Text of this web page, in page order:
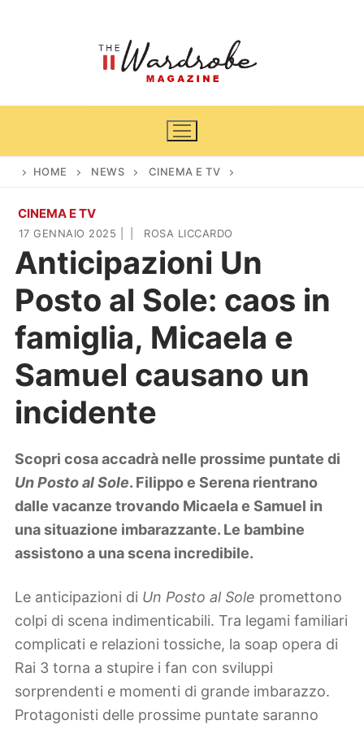
Home
News
Cinema e TV
Casa & Giardino
Arredamento
Piante e fiori
DIY
Lifestyle
Viaggi
Zodiaco
HOME NEWS CINEMA E TV
CINEMA E TV
17 GENNAIO 2025 ROSA LICCARDO
Anticipazioni Un
Posto al Sole: caos in
famiglia, Micaela e
Samuel causano un
incidente
Scopri cosa accadrà nelle prossime puntate di
Un Posto al Sole. Filippo e Serena rientrano
dalle vacanze trovando Micaela e Samuel in
una situazione imbarazzante. Le bambine
assistono a una scena incredibile.
Le anticipazioni di Un Posto al Sole promettono
colpi di scena indimenticabili. Tra legami familiari
complicati e relazioni tossiche, la soap opera di
Rai 3 torna a stupire i fan con sviluppi
sorprendenti e momenti di grande imbarazzo.
Protagonisti delle prossime puntate saranno